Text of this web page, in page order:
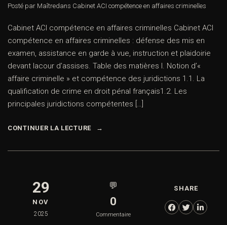
Posté par Maîtredans Cabinet ACI compétence en affaires criminelles
Cabinet ACI compétence en affaires criminelles Cabinet ACI
compétence en affaires criminelles : défense des mis en
examen, assistance en garde à vue, instruction et plaidoirie
devant lacour d’assises. Table des matières I. Notion d’«
affaire criminelle » et compétence des juridictions 1.1. La
qualification de crime en droit pénal français1.2. Les
principales juridictions compétentes […]
CONTINUER LA LECTURE
29
NOV
2025
💬
0
Commentaire
SHARE